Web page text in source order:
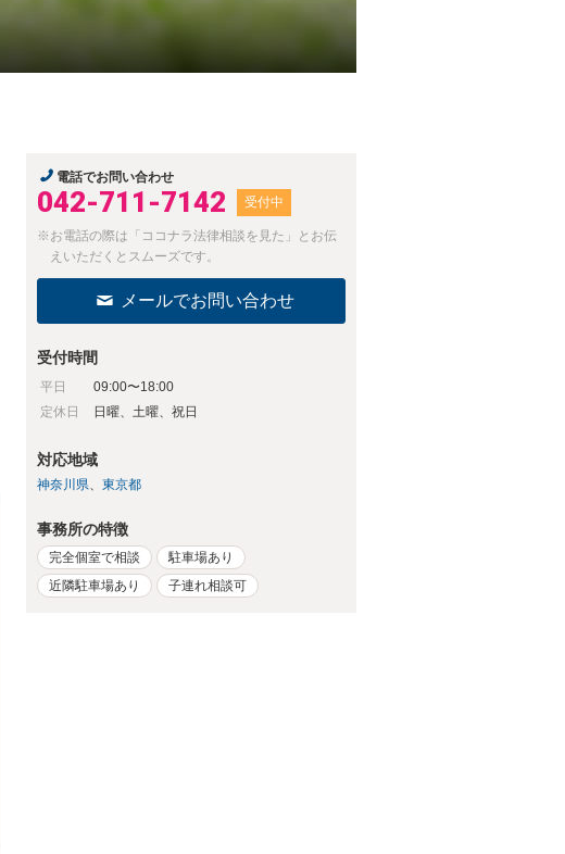
電話でお問い合わせ
042-711-7142 受付中
※お電話の際は「ココナラ法律相談を見た」とお伝
えいただくとスムーズです。
メールでお問い合わせ
受付時間
平日
09:00〜18:00
定休日
日曜、土曜、祝日
対応地域
神奈川県 東京都
事務所の特徴
完全個室で相談
駐車場あり
近隣駐車場あり
子連れ相談可